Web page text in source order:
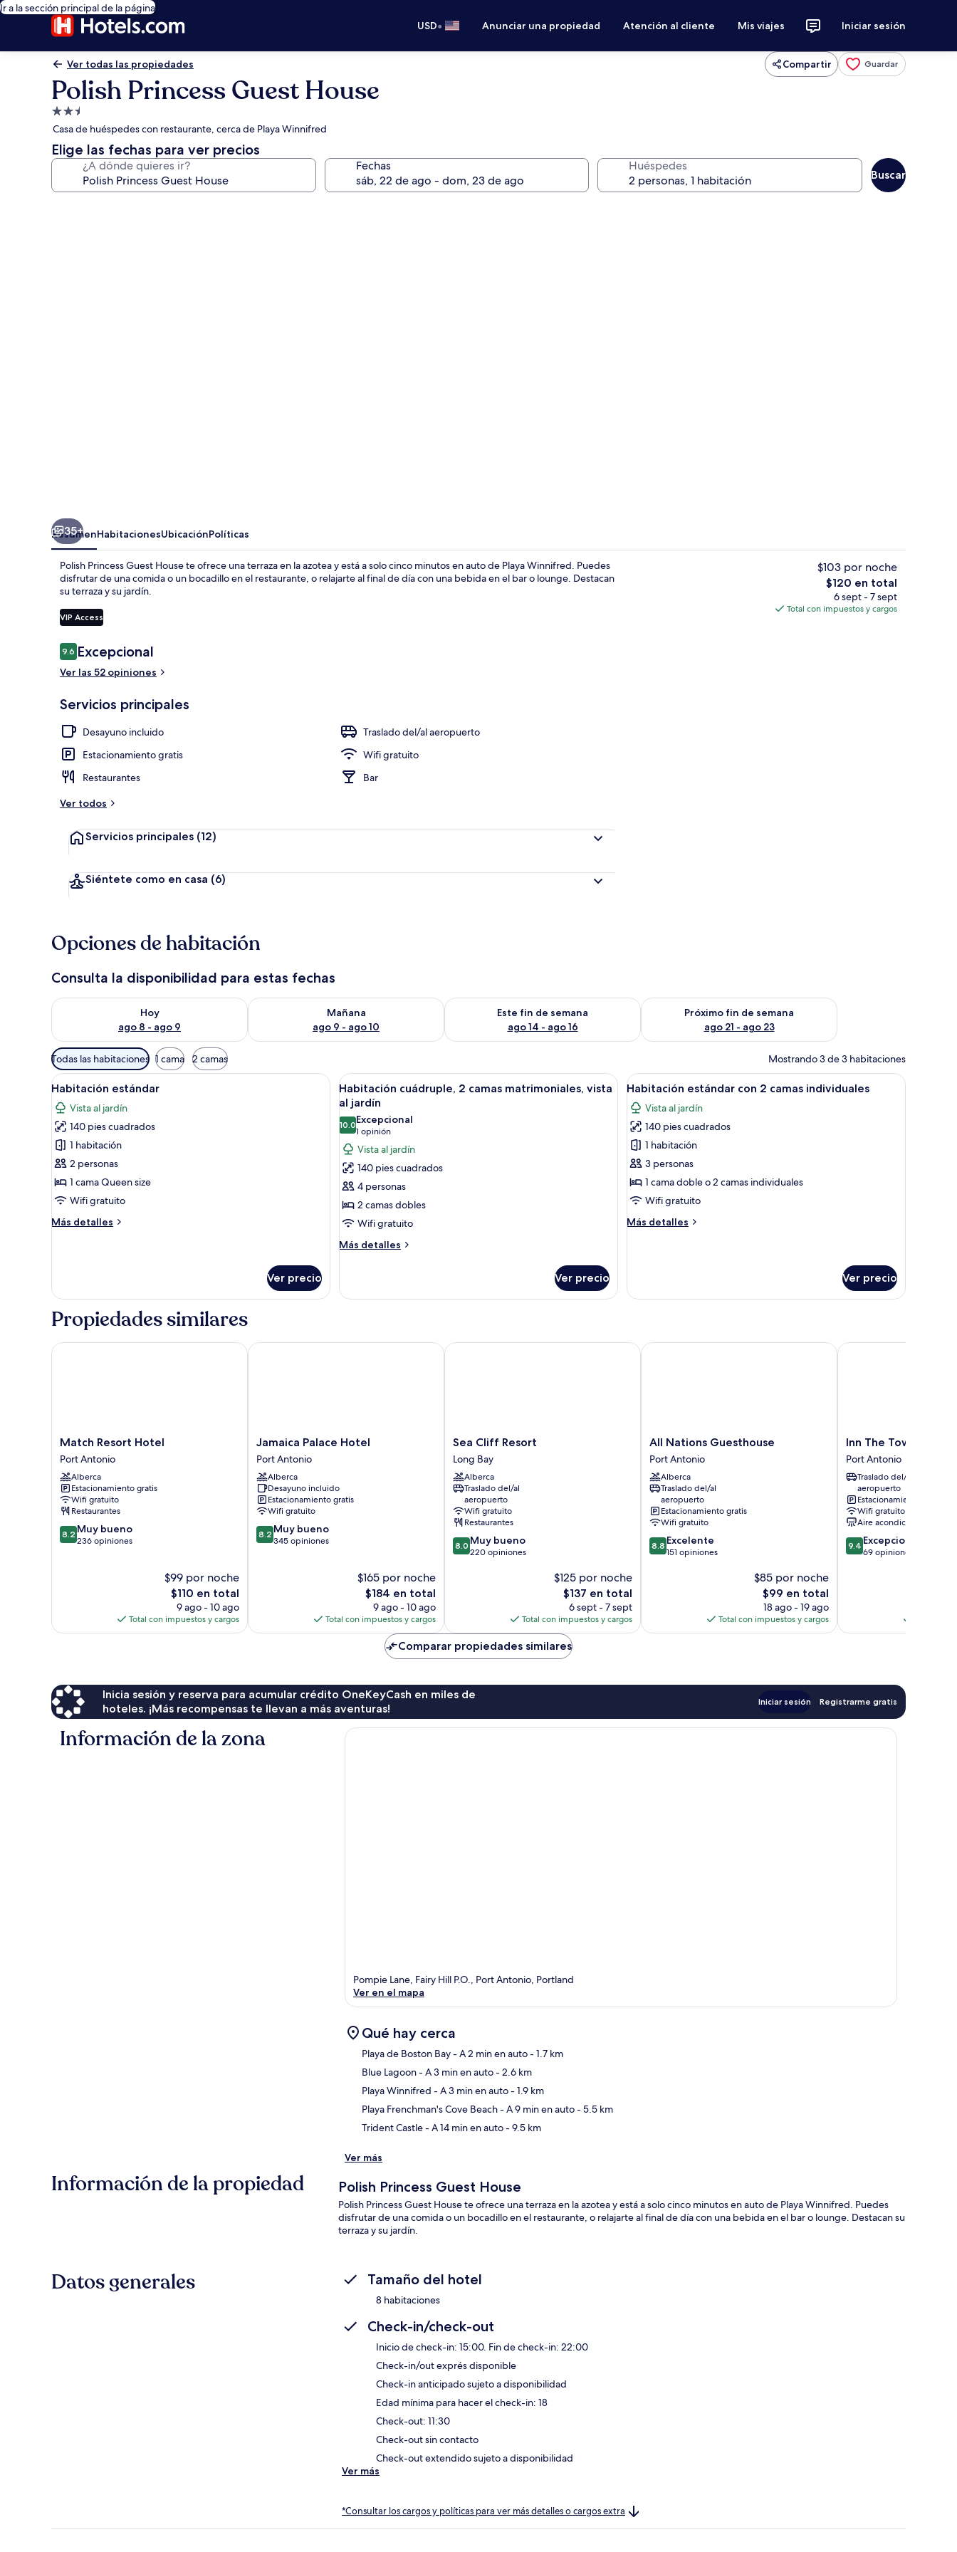
Ir a la sección principal de la página
USD• Anunciar una propiedad Atención al cliente Mis viajes Iniciar sesión
Ver todas las propiedades Compartir Guardar
Polish Princess Guest House
Propiedad
de
2.5
estrellas
Casa de huéspedes con restaurante, cerca de Playa Winnifred
Elige las fechas para ver precios
¿A dónde quieres ir? Fechas Huéspedes
Buscar
Escritorio, insonorización, tabla de
35+
ResumenHabitacionesUbicaciónPolíticas
Polish Princess Guest House te ofrece una terraza en la azotea y está a solo cinco minutos en auto de Playa Winnifred. Puedes
disfrutar de una comida o un bocadillo en el restaurante, o relajarte al final de día con una bebida en el bar o lounge. Destacan
su terraza y su jardín.
VIP Access
Opiniones
9.69.6 de 10,
Excepcional
Ver las 52 opiniones
Servicios principales
Desayuno incluido
Traslado del/al aeropuerto
Estacionamiento gratis
Wifi gratuito
Restaurantes
Bar
Ver todos
Servicios principales (12)
Siéntete como en casa (6)
$103 por noche
El
precio
total
$120 en total
6 sept - 7 sept
Total con impuestos y cargos
Opciones de habitación
Consulta la disponibilidad para estas fechas
Hoy
ago 8 - ago 9
Consulta la disponibilidad para hoy ago 8 - ago 9
Mañana
ago 9 - ago 10
Consulta la disponibilidad para mañana ago 9 - ago 10
Este fin de semana
ago 14 - ago 16
Consulta la disponibilidad para este fin de semana ago 14 - ago 16
Próximo fin de semana
ago 21 - ago 23
Consulta la disponibilidad para el próximo fin de semana
Filtros
disponibles
para
las
habitaciones
Todas las habitaciones 1 cama 2 camas Mostrando 3 de 3 habitaciones
Abrir
todas
las
fotos
de
Habitación
estándar
Una habitación con una cama, un aparador de madera con cajones, un espejo, una silla de mimbre, una mesita con una botella de agua y una cortina con estampado rojo y negro.
8
Habitación estándar
Vista al jardín
140 pies cuadrados
1 habitación
2 personas
1 cama Queen size
Wifi gratuito
Más detalles
Más
Ver precio
Abrir
todas
las
fotos
de
Habitación
cuádruple,
2
camas
matrimoniales,
vista
Escritorio, insonorización, tabla de planchar con plancha y wifi gratis
4
Habitación cuádruple, 2 camas matrimoniales, vista
al jardín
10.010.0 de 10
Excepcional
1 opinión
(1
opinión)
Vista al jardín
140 pies cuadrados
4 personas
2 camas dobles
Wifi gratuito
Más detalles
Más
cuádruple,
vista
Ver precio
Abrir
todas
las
fotos
de
Habitación
estándar
con
camas
Habitación con dos camas, un aparador, un
6
Habitación estándar con 2 camas individuales
Vista al jardín
140 pies cuadrados
1 habitación
3 personas
1 cama doble o 2 camas individuales
Wifi gratuito
Más detalles
Más
2
Ver precio
Propiedades similares
Match
Resort
Hotel
Port
Antonio
Match Resort Hotel
Port Antonio
Alberca
Estacionamiento gratis
Wifi gratuito
Restaurantes
8.2
de
8.2 Muy bueno
236 opiniones
$99 por noche
El
precio
actual
es
$110 en total
9 ago - 10 ago
Total con impuestos y cargos
Match Resort Hotel
Jamaica
Palace
Hotel
Port
Antonio
Jamaica Palace Hotel
Port Antonio
Alberca
Desayuno incluido
Estacionamiento gratis
Wifi gratuito
8.2
de
8.2 Muy bueno
345 opiniones
$165 por noche
El
precio
actual
es
$184 en total
9 ago - 10 ago
Total con impuestos y cargos
Jamaica Palace Hotel
Sea
Cliff
Resort
Long
Bay
Sea Cliff Resort
Long Bay
Alberca
Traslado del/al
aeropuerto
Wifi gratuito
Restaurantes
8.0
de
8.0 Muy bueno
220 opiniones
$125 por noche
El
precio
actual
es
de
$137
$137 en total
6 sept - 7 sept
Total con impuestos y cargos
Sea Cliff Resort
All
Nations
Guesthouse
Port
Antonio
All Nations Guesthouse
Port Antonio
Alberca
Traslado del/al
aeropuerto
Estacionamiento gratis
Wifi gratuito
8.8
de
8.8 Excelente
151 opiniones
$85 por noche
El
precio
actual
es
$99 en total
18 ago - 19 ago
Total con impuestos y cargos
All Nations Guesthouse
Inn
The
Town
Port
Antonio
Inn The Town
Port Antonio
Traslado del/al
aeropuerto
Estacionamiento gratis
Wifi gratuito
Aire acondicionado
9.4
de
9.4 Excepcional
69 opiniones
Inn The Town
Comparar propiedades similares
Inicia sesión y reserva para acumular crédito OneKeyCash en miles de
hoteles. ¡Más recompensas te llevan a más aventuras!
Iniciar sesión Registrarme gratis
Información de la zona
Pompie Lane, Fairy Hill P.O., Port Antonio, Portland
Ver en el mapa
Qué hay cerca
Playa de Boston Bay- A 2 min en auto- 1.7 km
Blue Lagoon- A 3 min en auto- 2.6 km
Playa Winnifred - A 3 min en auto- 1.9 km
Playa Frenchman's Cove Beach- A 9 min en auto- 5.5 km
Trident Castle- A 14 min en auto- 9.5 km
Ver más
Información de la propiedad Polish Princess Guest House
Polish Princess Guest House te ofrece una terraza en la azotea y está a solo cinco minutos en auto de Playa Winnifred. Puedes
disfrutar de una comida o un bocadillo en el restaurante, o relajarte al final de día con una bebida en el bar o lounge. Destacan su
terraza y su jardín.
Datos generales Tamaño del hotel
8 habitaciones
Check-in/check-out
Inicio de check-in: 15:00. Fin de check-in: 22:00
Check-in/out exprés disponible
Check-in anticipado sujeto a disponibilidad
Edad mínima para hacer el check-in: 18
Check-out: 11:30
Check-out sin contacto
Check-out extendido sujeto a disponibilidad
Ver más
*Consultar los cargos y políticas para ver más detalles o cargos extra